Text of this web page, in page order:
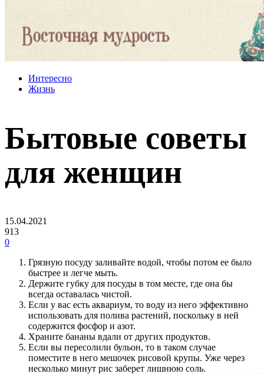
Интересно
Жизнь
Бытовые советы
для женщин
15.04.2021
913
0
Грязную посуду заливайте водой, чтобы потом ее было
быстрее и легче мыть.
Держите губку для посуды в том месте, где она бы
всегда оставалась чистой.
Если у вас есть аквариум, то воду из него эффективно
использовать для полива растений, поскольку в ней
содержится фосфор и азот.
Храните бананы вдали от других продуктов.
Если вы пересолили бульон, то в таком случае
поместите в него мешочек рисовой крупы. Уже через
несколько минут рис заберет лишнюю соль.